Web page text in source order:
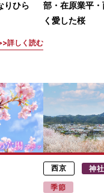
りひら
詳しく読む
部・在原業平
く愛した桜
西京 神
季節